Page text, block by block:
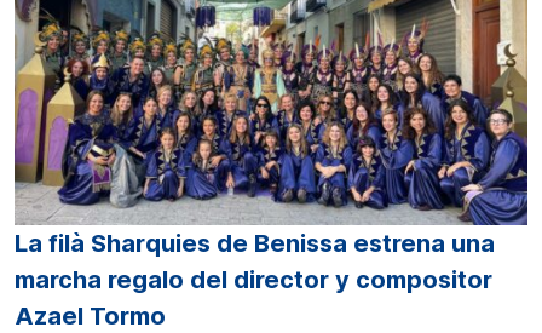
La filà Sharquies de Benissa estrena una
marcha regalo del director y compositor
Azael Tormo